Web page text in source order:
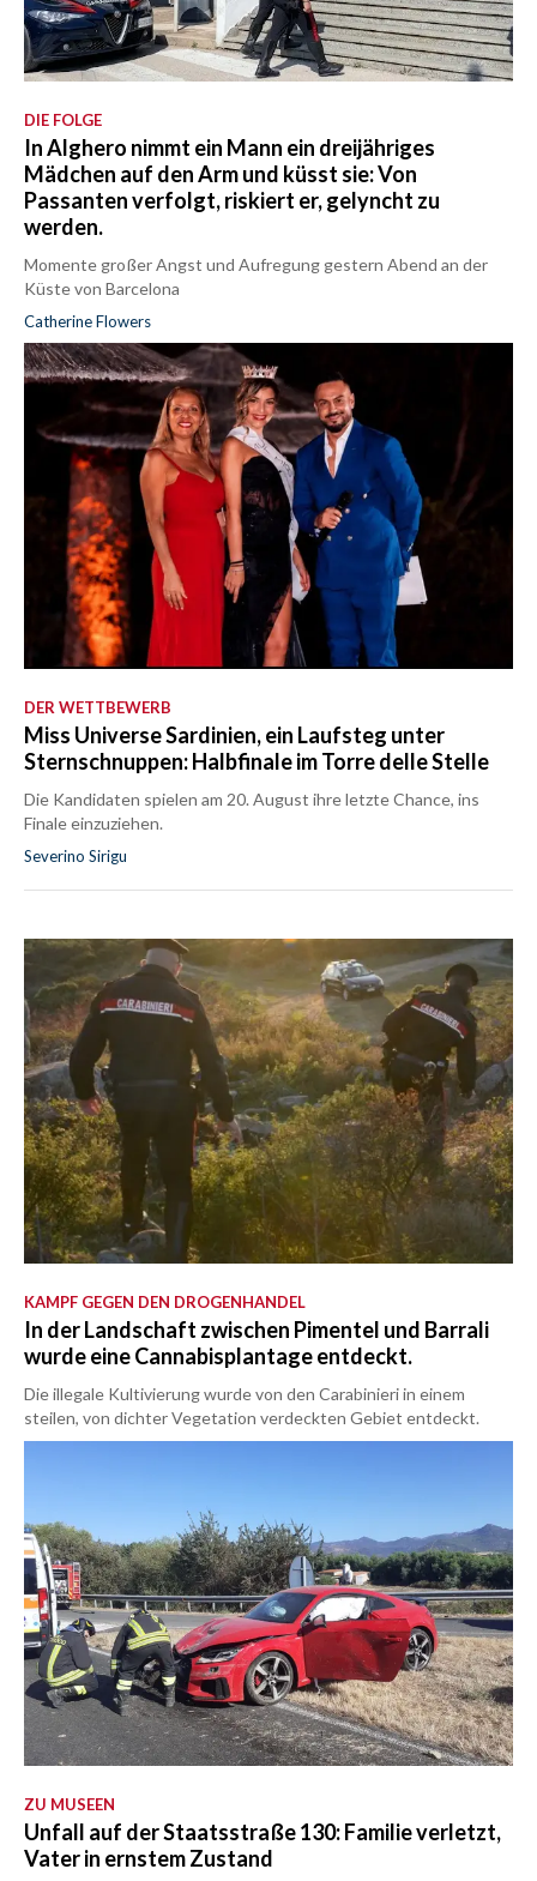
DIE FOLGE
In Alghero nimmt ein Mann ein dreijähriges
Mädchen auf den Arm und küsst sie: Von
Passanten verfolgt, riskiert er, gelyncht zu
werden.
Momente großer Angst und Aufregung gestern Abend an der
Küste von Barcelona
Catherine Flowers
DER WETTBEWERB
Miss Universe Sardinien, ein Laufsteg unter
Sternschnuppen: Halbfinale im Torre delle Stelle
Die Kandidaten spielen am 20. August ihre letzte Chance, ins
Finale einzuziehen.
Severino Sirigu
KAMPF GEGEN DEN DROGENHANDEL
In der Landschaft zwischen Pimentel und Barrali
wurde eine Cannabisplantage entdeckt.
Die illegale Kultivierung wurde von den Carabinieri in einem
steilen, von dichter Vegetation verdeckten Gebiet entdeckt.
ZU MUSEEN
Unfall auf der Staatsstraße 130: Familie verletzt,
Vater in ernstem Zustand